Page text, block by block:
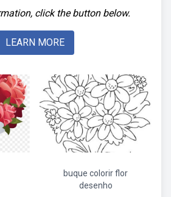
click the button below.
LEARN MORE
buque colorir flor
desenho